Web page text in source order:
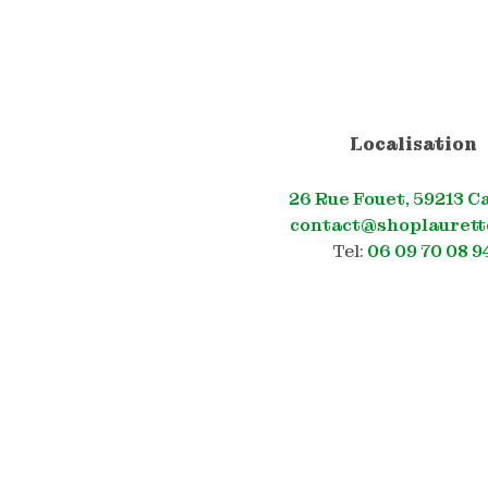
Localisation
26 Rue Fouet, 59213
Tel: 06 09 70 08